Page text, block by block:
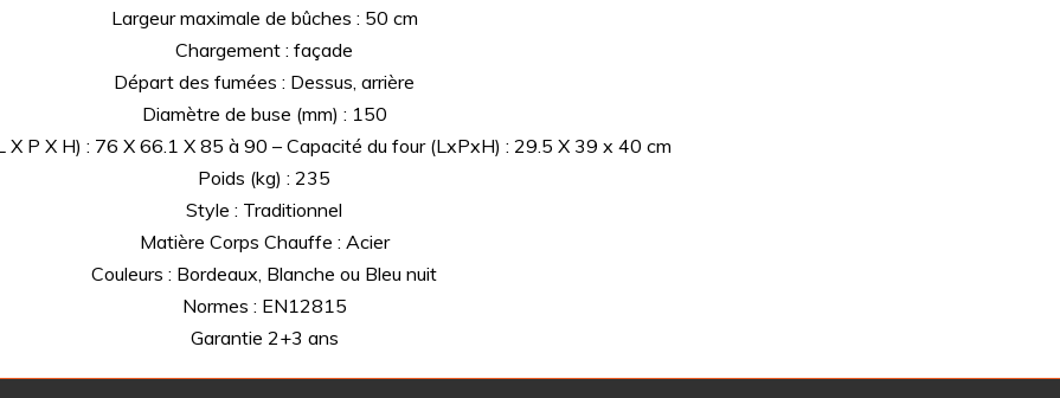
Largeur maximale de bûches : 50 cm
Chargement : façade
Départ des fumées : Dessus, arrière
Diamètre de buse (mm) : 150
X P X H) : 76 X 66.1 X 85 à 90 – Capacité du four (LxPxH) : 29.5 X 39 x 40 cm
Poids (kg) : 235
Style : Traditionnel
Matière Corps Chauffe : Acier
Couleurs : Bordeaux, Blanche ou Bleu nuit
Normes : EN12815
Garantie 2+3 ans